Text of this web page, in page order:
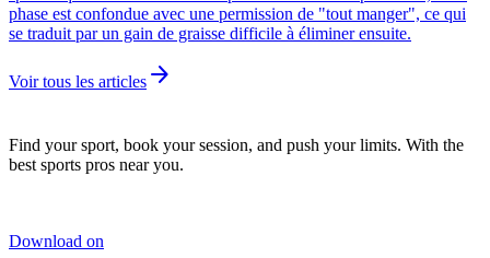
phase est confondue avec une permission de "tout manger", ce qui
se traduit par un gain de graisse difficile à éliminer ensuite.
Voir tous les articles arrow_forward
Find your sport, book your session, and push your limits. With the
best sports pros near you.
Download on